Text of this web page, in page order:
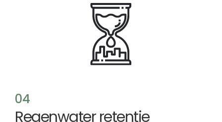
04
Regenwater retentie